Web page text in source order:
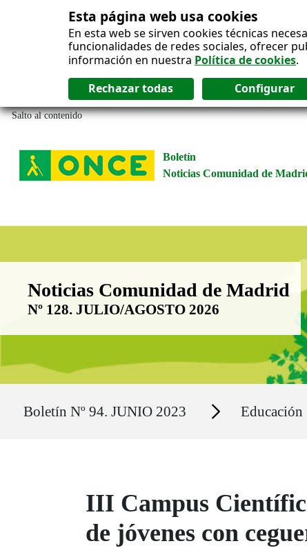
Esta página web usa cookies
En esta web se sirven cookies técnicas
funcionalidades de redes sociales, ofrecer
información en nuestra Política de cookies.
Salto al contenido
Boletín
Noticias Comunidad de
Boletín Noticias Comunidad de
Noticias Comunidad de Madrid
Nº 128. JULIO/AGOSTO 2026
Boletín Nº 94. JUNIO 2023 Secciones Educación
III Campus
de jóvenes con